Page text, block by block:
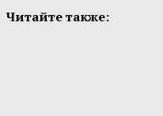
Читайте также: